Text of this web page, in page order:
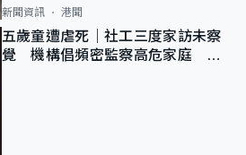
新聞資訊 港聞
五歲童遭虐死｜社工三度家訪未察
覺 機構倡頻密監察高危家庭 管